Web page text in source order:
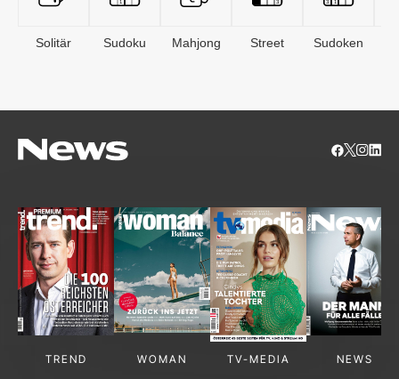
Solitär Sudoku Mahjong Street Sudoken
TREND WOMAN TV-MEDIA NEWS